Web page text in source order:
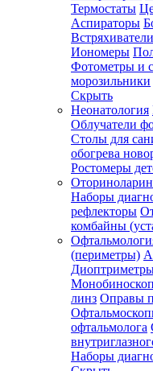
Термостаты
Аспираторы
Встряхиватели
Иономеры
Фотометры и
морозильники
Скрыть
Неонатология
Облучатели
Столы для
обогрева
Ростомеры
Наборы
рефлекторы
комбайны
(периметры)
линз Оправы
офтальмолога
Наборы